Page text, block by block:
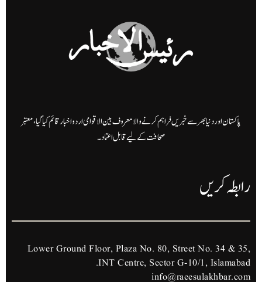
پاکستان اور دنیا بھر سے خبریں فراہم کرنے والا معروف بین الاقوامی اردو اخبار قائم کیا گیا، معتبر
صحافت کے لیے قابل اعتماد۔
رابطہ کریں
Lower Ground Floor, Plaza No. 80, Street No. 34 & 35,
INT Centre, Sector G-10/1, Islamabad.
info@raeesulakhbar.com